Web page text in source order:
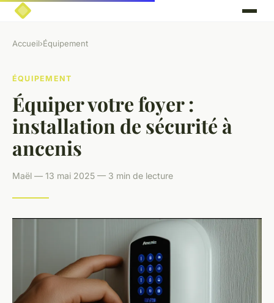
Accueil›Équipement
ÉQUIPEMENT
Équiper votre foyer :
installation de sécurité à
ancenis
Maël — 13 mai 2025 — 3 min de lecture